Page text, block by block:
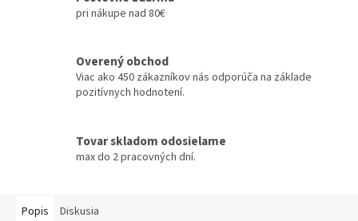
pri nákupe nad 80€
Overený obchod
Viac ako 450 zákazníkov nás odporúča na základe
pozitívnych hodnotení.
Tovar skladom odosielame
max do 2 pracovných dní.
Popis Diskusia